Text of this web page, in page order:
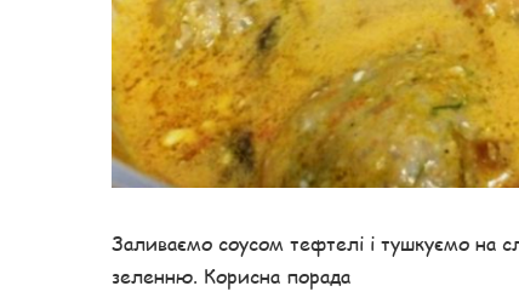
Заливаємо соусом тефтелі і тушкуємо на
зеленню. Корисна порада